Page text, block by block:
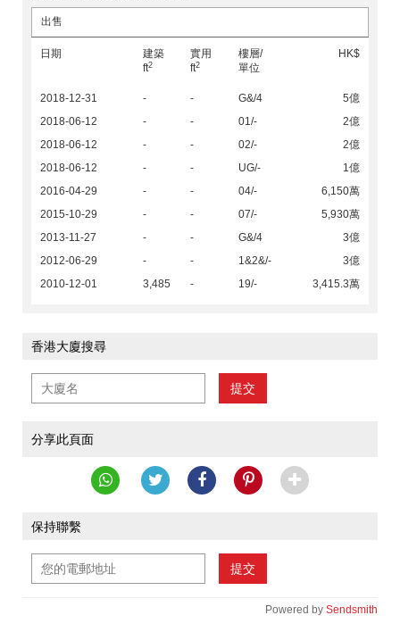
出售
日期
建築
ft2
實用
ft2
樓層/
單位
HK$
2018-12-31 - - G&/4
5億
2018-06-12
- - 01/-
2億
2018-06-12
- - 02/-
2億
2018-06-12
- - UG/-
1億
2016-04-29
- - 04/-
6,150萬
2015-10-29
- - 07/-
5,930萬
2013-11-27
- - G&/4
3億
2012-06-29
- - 1&2&/-
3億
2010-12-01
3,485 - 19/- 3,415.3萬
香港大廈搜尋
提交
分享此頁面
保持聯繫
提交
Powered by Sendsmith